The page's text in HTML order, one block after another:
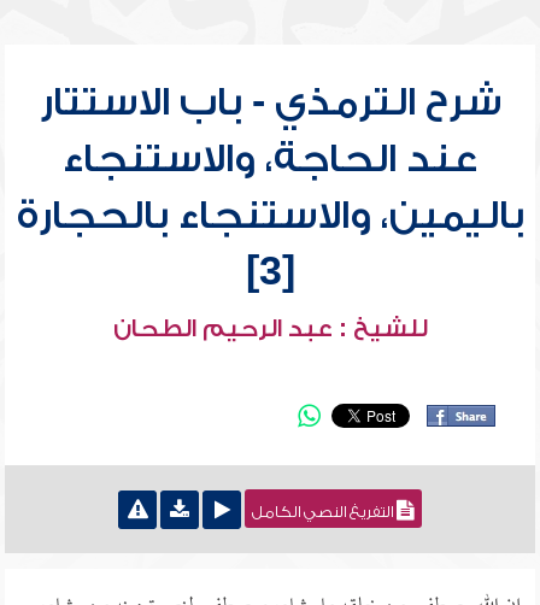
شرح الترمذي - باب الاستتار
عند الحاجة، والاستنجاء
باليمين، والاستنجاء بالحجارة
[3]
للشيخ : عبد الرحيم الطحان
التفريغ النصي الكامل